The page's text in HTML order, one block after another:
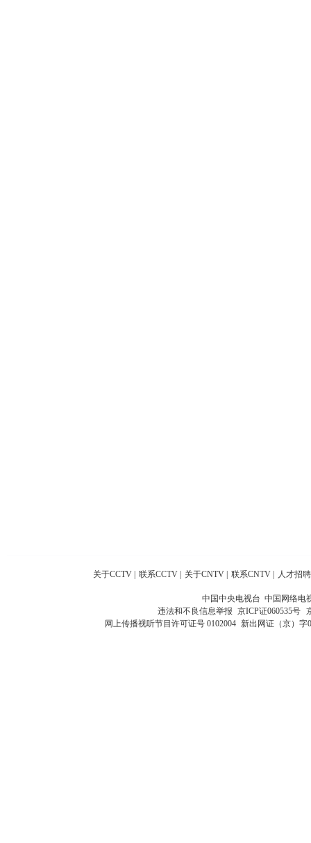
关于CCTV 联系CCTV 关于CNTV 联系CNTV 人才招聘
中国中央电视台 中国网络电
违法和不良信息举报 京ICP证060535号
网上传播视听节目许可证号 0102004 新出网证（京）